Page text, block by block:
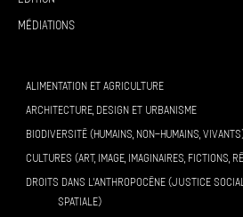
Médiations
ALIMENTATION ET AGRICULTURE
ARCHITECTURE, DESIGN ET URBANISME
BIODIVERSITÉ (HUMAINS, NON-HUMAINS,
CULTURES (ART, IMAGE, IMAGINAIRES, FICTIONS,
DROITS DANS L’ANTHROPOCÈNE (JUSTICE
SPATIALE)